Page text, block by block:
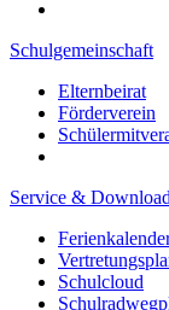
Schulgemeinschaft
Elternbeirat
Förderverein
Service &
Schulcloud